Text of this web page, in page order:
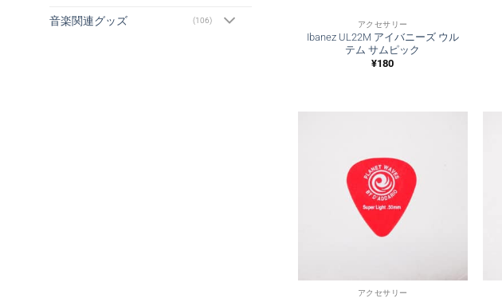
音楽関連グッズ (106) アクセサリー
Ibanez UL22M アイバニーズ ウル
テム サムピック
¥180
アクセサリー